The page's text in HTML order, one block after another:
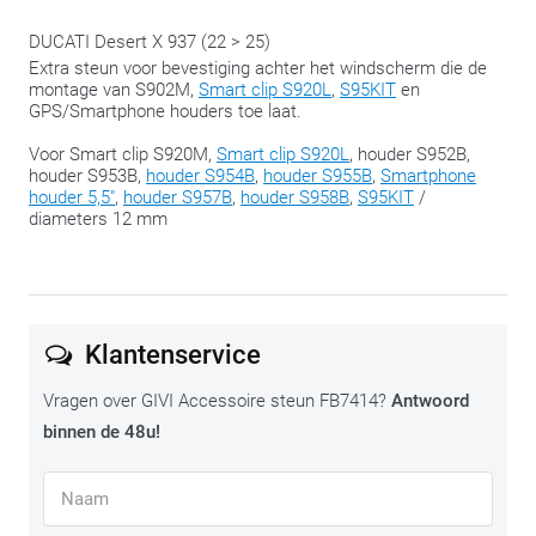
Het gebruik van accessoires van andere merken (zoals
universele of zwaardere smartphone- of GPS-houders) kan
leiden tot overbelasting van de steun en sluit elke garantie op
dit product uit.
DUCATI Desert X 937 (22 > 25)
Extra steun voor bevestiging achter het windscherm die de
montage van S902M, Smart clip S920L, S95KIT en
GPS/Smartphone houders toe laat.
Voor Smart clip S920M, Smart clip S920L, houder S952B,
houder S953B, houder S954B, houder S955B, Smartphone
houder 5,5", houder S957B, houder S958B, S95KIT /
diameters 12 mm
Klantenservice
Vragen over GIVI Accessoire steun FB7414? Antwoord
binnen de 48u!